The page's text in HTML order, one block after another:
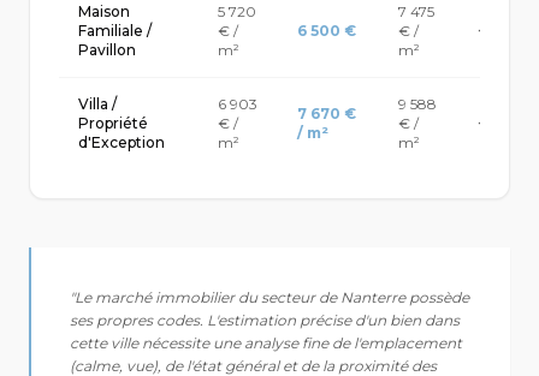
Maison
Familiale /
Pavillon
5 720
€ /
m²
6 500 €
7 475
€ /
m²
+ 3.1% /
Villa /
Propriété
d'Exception
6 903
€ /
m²
7 670 €
/ m²
9 588
€ /
m²
+ 3.8%
"Le marché immobilier du secteur de Nanterre possède
ses propres codes. L'estimation précise d'un bien dans
cette ville nécessite une analyse fine de l'emplacement
(calme, vue), de l'état général et de la proximité des